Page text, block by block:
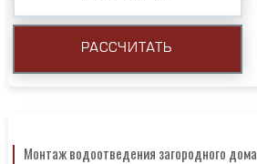
РАССЧИТАТЬ
Монтаж водоотведения загородного дома